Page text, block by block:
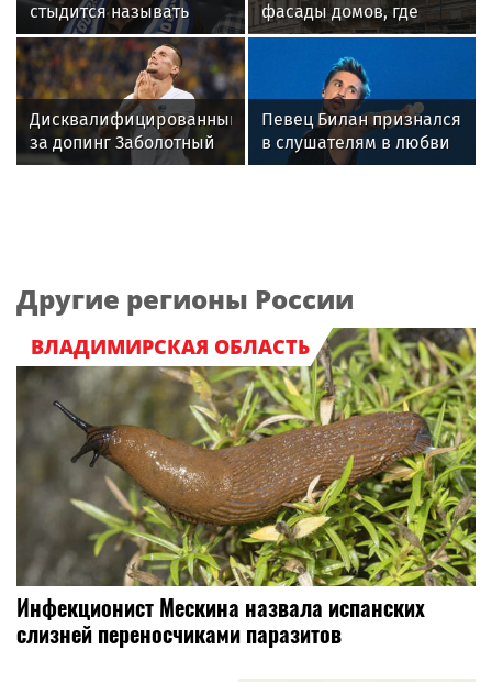
стыдится называть
себя звездой
фасады домов, где
жили Чайковский и
Дисквалифицированный
за допинг Заболотный
подписал контракт с
Певец Билан признался
в слушателям в любви
после критики
Другие регионы России
ВЛАДИМИРСКАЯ ОБЛАСТЬ
Инфекционист Мескина назвала испанских
слизней переносчиками паразитов